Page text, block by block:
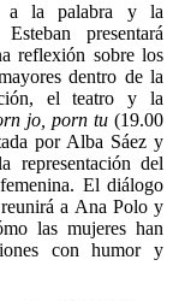
a la palabra y la
presentará
reflexión sobre los
dentro de la
el teatro y la
jo, porn tu (19.00
por Alba Sáez y
representación del
El diálogo
a Ana Polo y
las mujeres han
con humor y